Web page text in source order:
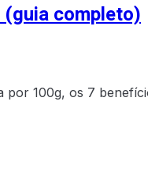
completo)
por 100g, os 7